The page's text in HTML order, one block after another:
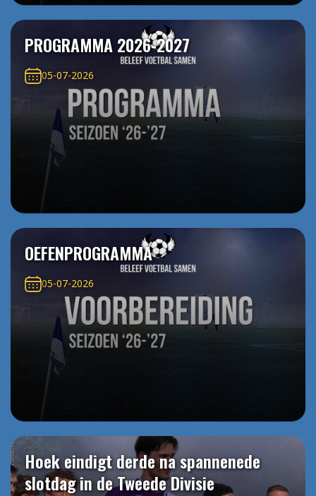
PROGRAMMA 2026-2027
05-07-2026
OEFENPROGRAMMA
05-07-2026
Hoek eindigt derde na spannenede
slotdag in de Tweede Divisie